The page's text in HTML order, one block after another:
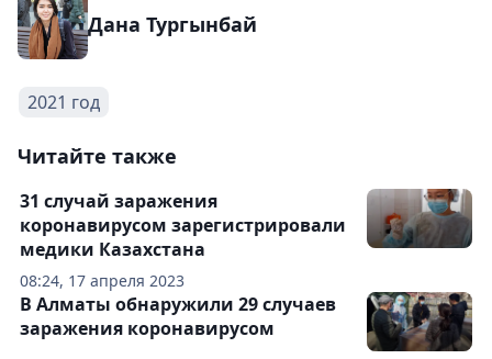
Дана Тургынбай
2021 год
Читайте также
08:24, 17 апреля 2023
31 случай заражения
коронавирусом зарегистрировали
медики Казахстана
В Алматы обнаружили 29 случаев
заражения коронавирусом